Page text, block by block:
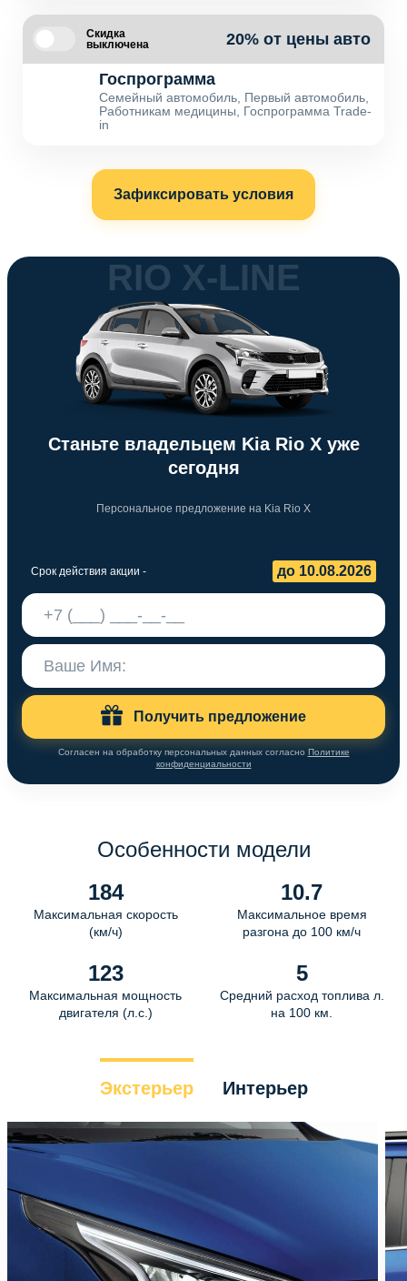
Скидка
выключена
20% от цены авто
Госпрограмма
Семейный автомобиль, Первый автомобиль,
Работникам медицины, Госпрограмма Trade-
in
Зафиксировать условия
Станьте владельцем Kia Rio X уже
сегодня
Персональное предложение на Kia Rio X
Срок действия акции - до 10.08.2026
Получить предложение
Согласен на обработку персональных данных согласно Политике
конфиденциальности
RIO X-LINE
Особенности модели
184
Максимальная скорость
(км/ч)
10.7
Максимальное время
разгона до 100 км/ч
123
Максимальная мощность
двигателя (л.с.)
5
Средний расход топлива л.
на 100 км.
Экстерьер Интерьер